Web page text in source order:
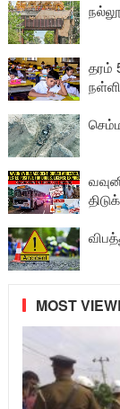
தரம்
MOST